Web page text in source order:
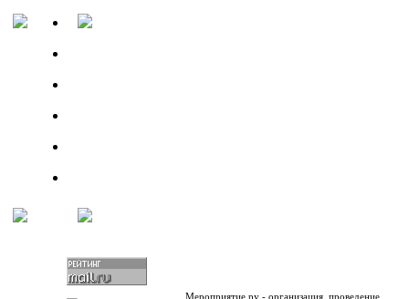
Мероприятие.ру - организация, проведение